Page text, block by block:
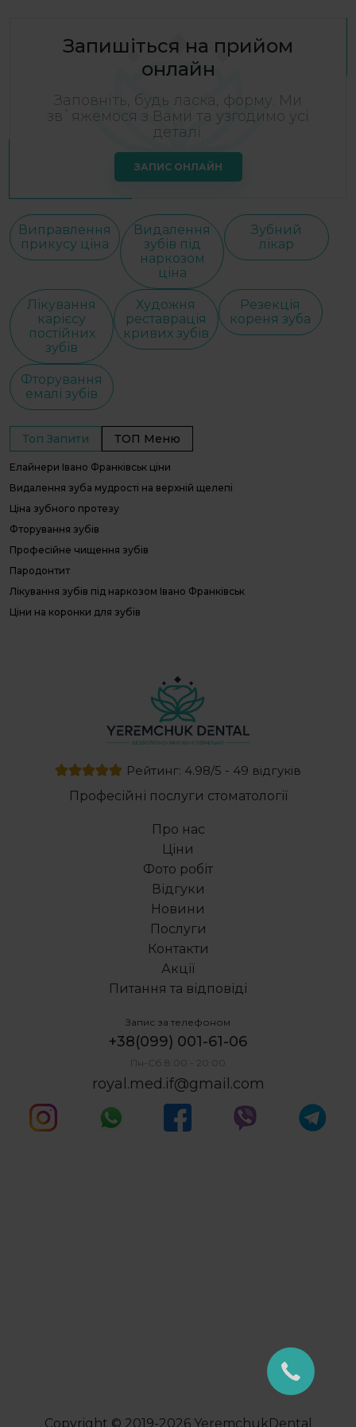
Запишіться на прийом
онлайн
Заповніть, будь ласка, форму. Ми
зв`яжемося з Вами та узгодимо усі
деталі.
ЗАПИС ОНЛАЙН
Виправлення
прикусу ціна
Видалення
зубів під
наркозом
ціна
Зубний
лікар
Лікування
карієсу
постійних
зубів
Художня
реставрація
кривих зубів
Резекція
кореня зуба
Фторування
емалі зубів
Топ Запити ТОП Меню
Елайнери Івано Франківськ ціни
Видалення зуба мудрості на верхній щелепі
Ціна зубного протезу
Фторування зубів
Професійне чищення зубів
Пародонтит
Лікування зубів під наркозом Івано Франківськ
Ціни на коронки для зубів
Видалення нерва зуба
Виправлення прикусу брекетами
Герметизація фісур постійних зубів у дітей
Ціна зубного імпланта в україні
Ціна повної імплантації зубів
Рейтинг: 4.98/5 - 49 відгуків
Професійні послуги стоматології
Про нас
Ціни
Фото робіт
Відгуки
Новини
Послуги
Контакти
Акції
Питання та відповіді
Запис за телефоном
+38(099) 001-61-06
Пн-Сб 8:00 - 20:00
royal.med.if@gmail.com
Copyright © 2019-2026 YeremchukDental